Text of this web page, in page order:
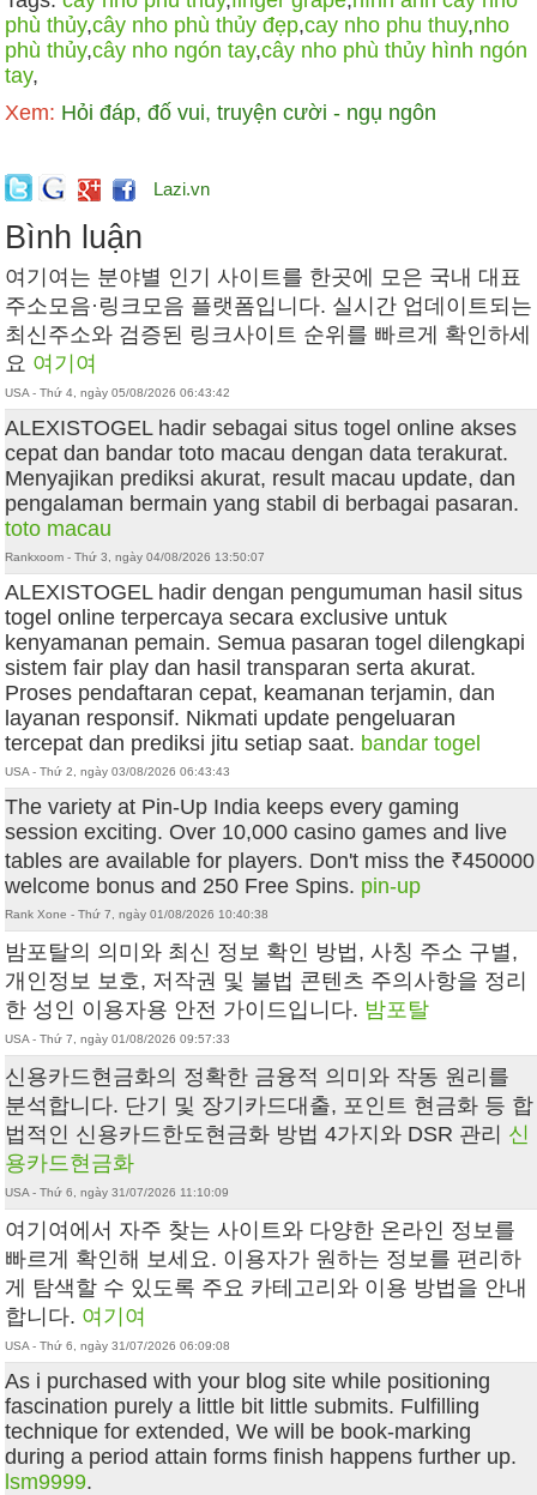
phù thủy,cây nho phù thủy đẹp,cay nho phu thuy,nho
phù thủy,cây nho ngón tay,cây nho phù thủy hình ngón
tay,
Xem: Hỏi đáp, đố vui, truyện cười - ngụ ngôn
Lazi.vn
Bình luận
여기여는 분야별 인기 사이트를 한곳에 모은 국내 대표
주소모음·링크모음 플랫폼입니다. 실시간 업데이트되는
최신주소와 검증된 링크사이트 순위를 빠르게 확인하세
요 여기여
USA - Thứ 4, ngày 05/08/2026 06:43:42
ALEXISTOGEL hadir sebagai situs togel online akses
cepat dan bandar toto macau dengan data terakurat.
Menyajikan prediksi akurat, result macau update, dan
pengalaman bermain yang stabil di berbagai pasaran.
toto macau
Rankxoom - Thứ 3, ngày 04/08/2026 13:50:07
ALEXISTOGEL hadir dengan pengumuman hasil situs
togel online terpercaya secara exclusive untuk
kenyamanan pemain. Semua pasaran togel dilengkapi
sistem fair play dan hasil transparan serta akurat.
Proses pendaftaran cepat, keamanan terjamin, dan
layanan responsif. Nikmati update pengeluaran
tercepat dan prediksi jitu setiap saat. bandar togel
USA - Thứ 2, ngày 03/08/2026 06:43:43
The variety at Pin-Up India keeps every gaming
session exciting. Over 10,000 casino games and live
tables are available for players. Don't miss the ₹450000
welcome bonus and 250 Free Spins. pin-up
Rank Xone - Thứ 7, ngày 01/08/2026 10:40:38
밤포탈의 의미와 최신 정보 확인 방법, 사칭 주소 구별,
개인정보 보호, 저작권 및 불법 콘텐츠 주의사항을 정리
한 성인 이용자용 안전 가이드입니다. 밤포탈
USA - Thứ 7, ngày 01/08/2026 09:57:33
신용카드현금화의 정확한 금융적 의미와 작동 원리를
분석합니다. 단기 및 장기카드대출, 포인트 현금화 등 합
법적인 신용카드한도현금화 방법 4가지와 DSR 관리 신
용카드현금화
USA - Thứ 6, ngày 31/07/2026 11:10:09
여기여에서 자주 찾는 사이트와 다양한 온라인 정보를
빠르게 확인해 보세요. 이용자가 원하는 정보를 편리하
게 탐색할 수 있도록 주요 카테고리와 이용 방법을 안내
합니다. 여기여
USA - Thứ 6, ngày 31/07/2026 06:09:08
As i purchased with your blog site while positioning
fascination purely a little bit little submits. Fulfilling
technique for extended, We will be book-marking
during a period attain forms finish happens further up.
lsm9999.